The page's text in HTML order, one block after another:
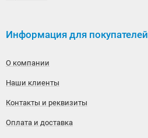
Информация для покупателей
О компании
Наши клиенты
Контакты и реквизиты
Оплата и доставка